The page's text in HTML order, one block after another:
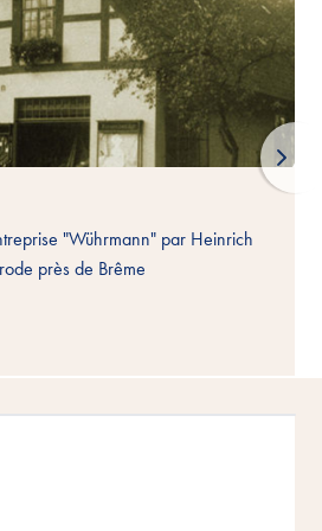
"Wührmann" par Heinrich
près de Brême